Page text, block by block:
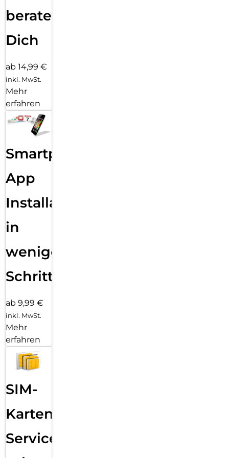
beraten
Dich
ab 14,99 €
inkl. MwSt.
Mehr
erfahren
Smartphone
App
Installation
in
wenigen
Schritten
ab 9,99 €
inkl. MwSt.
Mehr
erfahren
SIM-
Karten
Service: